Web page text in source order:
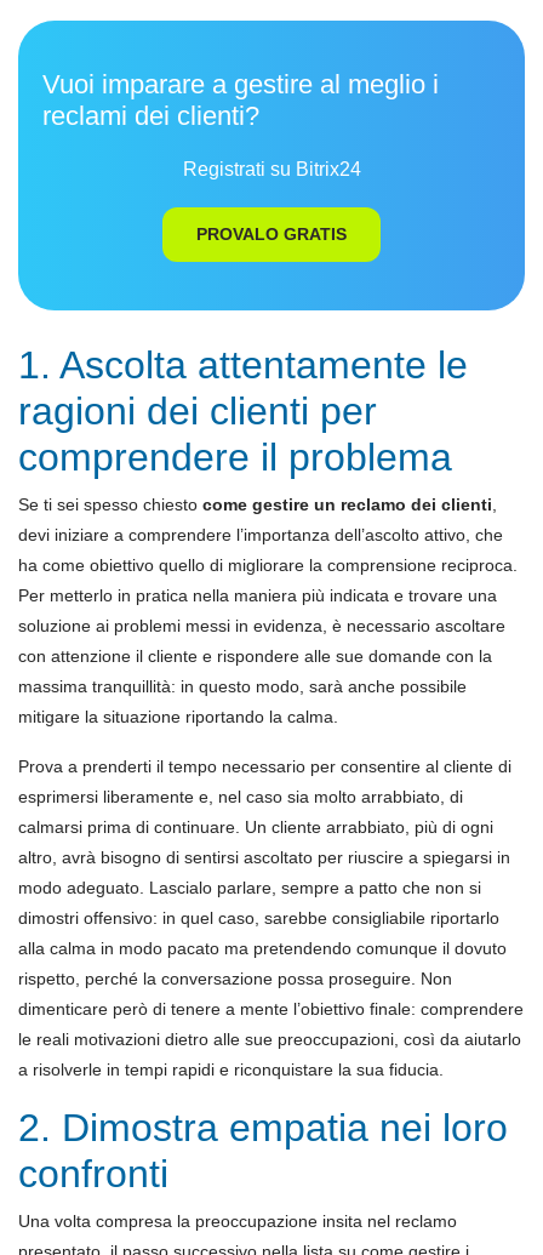
Vuoi imparare a gestire al meglio i
reclami dei clienti?
Registrati su Bitrix24
PROVALO GRATIS
1. Ascolta attentamente le
ragioni dei clienti per
comprendere il problema
Se ti sei spesso chiesto come gestire un reclamo dei clienti
devi iniziare a comprendere l’importanza dell’ascolto attivo, che
ha come obiettivo quello di migliorare la comprensione reciproca.
Per metterlo in pratica nella maniera più indicata e trovare una
soluzione ai problemi messi in evidenza, è necessario ascoltare
con attenzione il cliente e rispondere alle sue domande con la
massima tranquillità: in questo modo, sarà anche possibile
mitigare la situazione riportando la calma.
Prova a prenderti il tempo necessario per consentire al cliente di
esprimersi liberamente e, nel caso sia molto arrabbiato, di
calmarsi prima di continuare. Un cliente arrabbiato, più di ogni
altro, avrà bisogno di sentirsi ascoltato per riuscire a spiegarsi in
modo adeguato. Lascialo parlare, sempre a patto che non si
dimostri offensivo: in quel caso, sarebbe consigliabile riportarlo
alla calma in modo pacato ma pretendendo comunque il dovuto
rispetto, perché la conversazione possa proseguire. Non
dimenticare però di tenere a mente l’obiettivo finale: comprendere
le reali motivazioni dietro alle sue preoccupazioni, così da aiutarlo
a risolverle in tempi rapidi e riconquistare la sua fiducia.
2. Dimostra empatia nei loro
confronti
Una volta compresa la preoccupazione insita nel reclamo